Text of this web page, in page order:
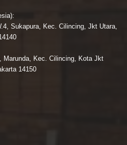
Sukapura, Kec. Cilincing, Jkt Utara,
Marunda, Kec. Cilincing, Kota Jkt
14150